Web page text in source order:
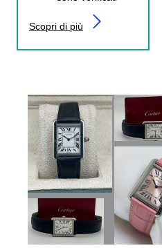
Scopri di più